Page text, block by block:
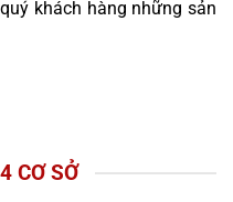
khách hàng những sản
CƠ SỞ